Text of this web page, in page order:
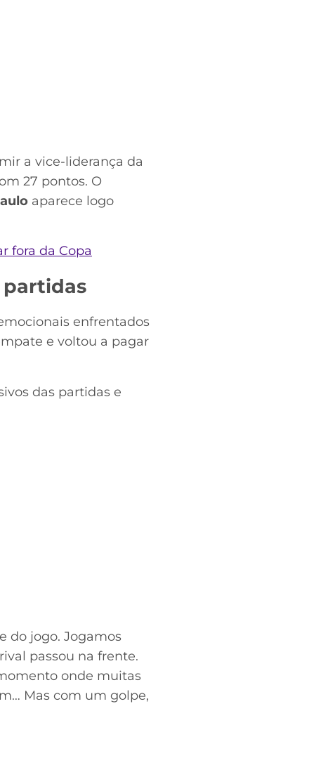
a vice-liderança da
27 pontos. O
aparece logo
fora da Copa
enfrentados
e voltou a pagar
das partidas e
do jogo. Jogamos
passou na frente.
onde muitas
Mas com um golpe,